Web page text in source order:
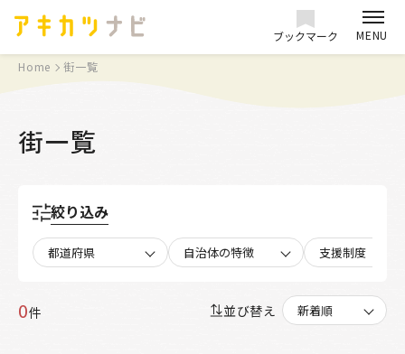
ブックマーク MENU
Home 街一覧
街一覧
絞り込み
都道府県 自治体の特徴 支援制度
0件 並び替え